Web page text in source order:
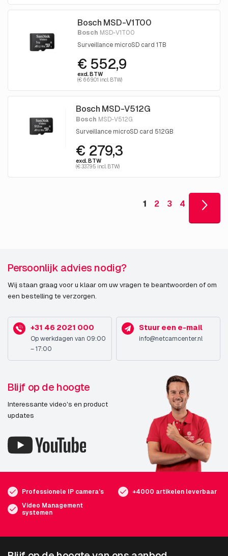
Bosch MSD-V1T00
Bosch MSD-V1T00
Surveillance microSD card 1TB
€ 552,9
excl. BTW
(€ 669.01 incl. BTW)
Bosch MSD-V512G
Bosch MSD-V512G
Surveillance microSD card 512GB
€ 279,3
excl. BTW
(€ 337.95 incl. BTW)
1 2 3 4
Persoonlijk advies nodig?
Wij staan graag voor u klaar om uw vragen te beantwoorden of om
een bestelling te verzorgen.
+31 46 2021 000
Op werkdagen van 09:00
– 17:00
Stuur een e-mail
info@netcamcenter.nl
Blijf op de hoogte
Interessante video's en product
updates
Professionele IP camera's
+4000 artikelen leverbaar
Video Management
systemen